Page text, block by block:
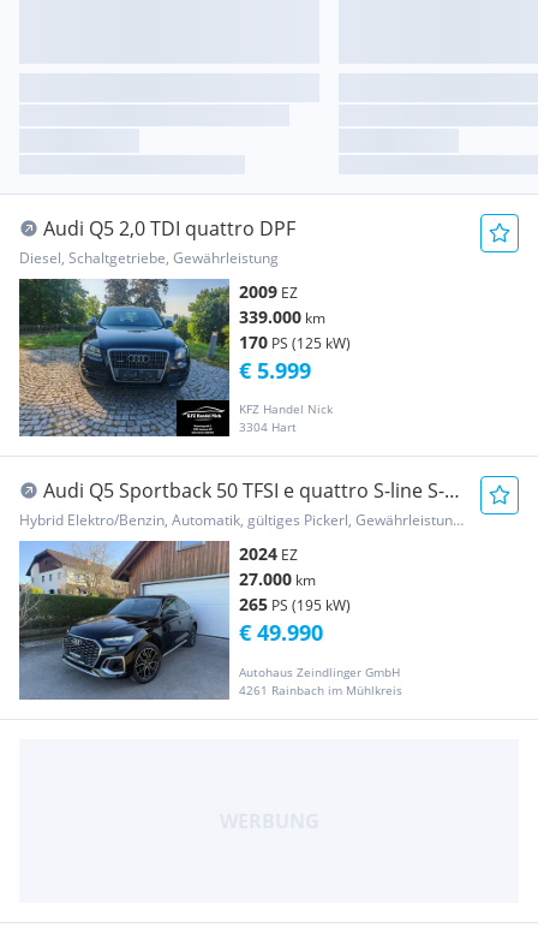
Audi Q5 2,0 TDI quattro DPF
Diesel, Schaltgetriebe, Gewährleistung
2009 EZ
339.000 km
170 PS (125 kW)
KFZ Handel Nick
3304 Hart
€ 5.999
Audi Q5 Sportback 50 TFSI e quattro S-line S-
tronic
Hybrid Elektro/Benzin, Automatik, gültiges Pickerl, Gewährleistung, Garantie
2024 EZ
27.000 km
265 PS (195 kW)
Autohaus Zeindlinger GmbH
4261 Rainbach im Mühlkreis
€ 49.990